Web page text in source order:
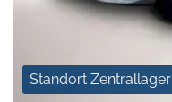
Standort Zentrallager